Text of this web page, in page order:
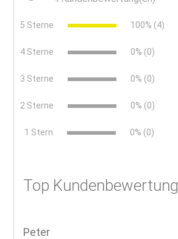
5 Sterne 100% (4)
4 Sterne 0% (0)
3 Sterne 0% (0)
2 Sterne 0% (0)
1 Stern 0% (0)
Top
Peter